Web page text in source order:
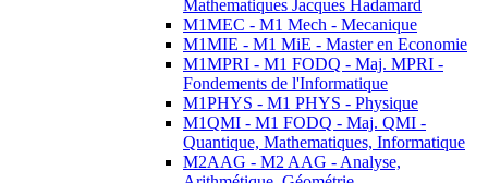
Mathematiques Jacques Hadamard
M1MEC - M1 Mech - Mecanique
M1MIE - M1 MiE - Master en Economie
M1MPRI - M1 FODQ - Maj. MPRI -
Fondements de l'Informatique
M1PHYS - M1 PHYS - Physique
M1QMI - M1 FODQ - Maj. QMI -
Quantique, Mathematiques, Informatique
M2AAG - M2 AAG - Analyse,